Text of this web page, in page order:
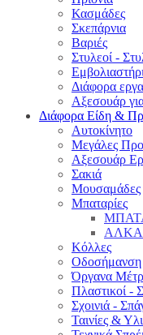
Κασμάδες
Σκεπάρνια
Βαριές
Στυλεοί -
Διάφορα
Αξεσουάρ
Διάφορα Είδη &
Αυτοκίνητο
Μεγάλες
Αξεσουάρ
Σακιά
Μουσαμάδες
Μπαταρίες
Κόλλες
Οδοσήμανση
Όργανα
Πλαστικοί -
Σχοινιά -
Ταινίες &